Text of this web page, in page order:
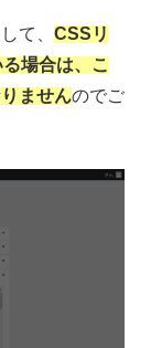
て、 CSSリ
場合は、こ
ませんのでご